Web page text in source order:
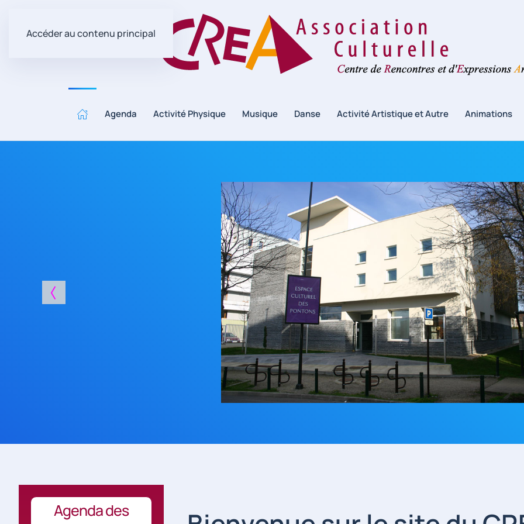
Accéder au contenu principal
Agenda Activité Physique Musique Danse Activité Artistique et Autre Animations
Agenda des